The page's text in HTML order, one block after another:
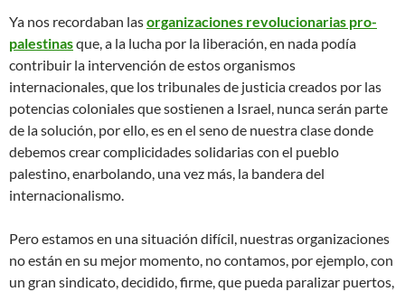
Ya nos recordaban lasorganizaciones revolucionarias pro-
palestinasque, a la lucha por la liberación, en nada podía
contribuir la intervención de estos organismos
internacionales, que los tribunales de justicia creados por las
potencias coloniales que sostienen a Israel, nunca serán parte
de la solución, por ello, es en el seno de nuestra clase donde
debemos crear complicidades solidarias con el pueblo
palestino, enarbolando, una vez más, la bandera del
internacionalismo.
Pero estamos en una situación difícil, nuestras organizaciones
no están en su mejor momento, no contamos, por ejemplo, con
un gran sindicato, decidido, firme, que pueda paralizar puertos,